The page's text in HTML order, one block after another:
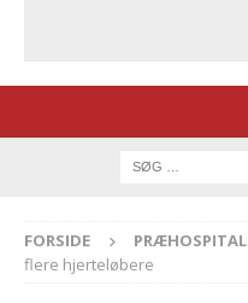
FORSIDE PRÆHOSPITAL
flere hjerteløbere